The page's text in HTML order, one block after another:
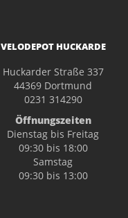
VELODEPOT HUCKARDE
Huckarder Straße 337
44369 Dortmund
0231 314290
Öffnungszeiten
Dienstag bis Freitag
09:30 bis 18:00
Samstag
09:30 bis 13:00